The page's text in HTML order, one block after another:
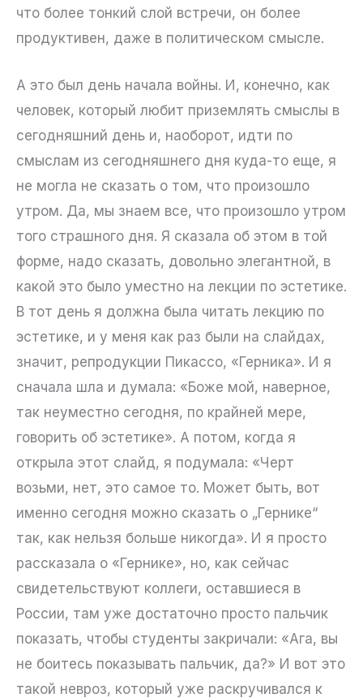
что более тонкий слой встречи, он более
продуктивен, даже в политическом смысле.
А это был день начала войны. И, конечно, как
человек, который любит приземлять смыслы в
сегодняшний день и, наоборот, идти по
смыслам из сегодняшнего дня куда-то еще, я
не могла не сказать о том, что произошло
утром. Да, мы знаем все, что произошло утром
того страшного дня. Я сказала об этом в той
форме, надо сказать, довольно элегантной, в
какой это было уместно на лекции по эстетике.
В тот день я должна была читать лекцию по
эстетике, и у меня как раз были на слайдах,
значит, репродукции Пикассо, «Герника». И я
сначала шла и думала: «Боже мой, наверное,
так неуместно сегодня, по крайней мере,
говорить об эстетике». А потом, когда я
открыла этот слайд, я подумала: «Черт
возьми, нет, это самое то. Может быть, вот
именно сегодня можно сказать о „Гернике“
так, как нельзя больше никогда». И я просто
рассказала о «Гернике», но, как сейчас
свидетельствуют коллеги, оставшиеся в
России, там уже достаточно просто пальчик
показать, чтобы студенты закричали: «Ага, вы
не боитесь показывать пальчик, да?» И вот это
такой невроз, который уже раскручивался к